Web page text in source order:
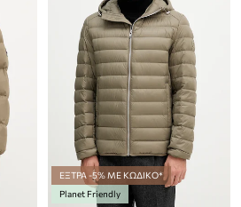
ΕΞΤΡΑ -5% ΜΕ ΚΩΔΙΚΟ*
Planet Friendly